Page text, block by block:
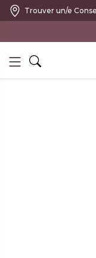
Trouver un/e